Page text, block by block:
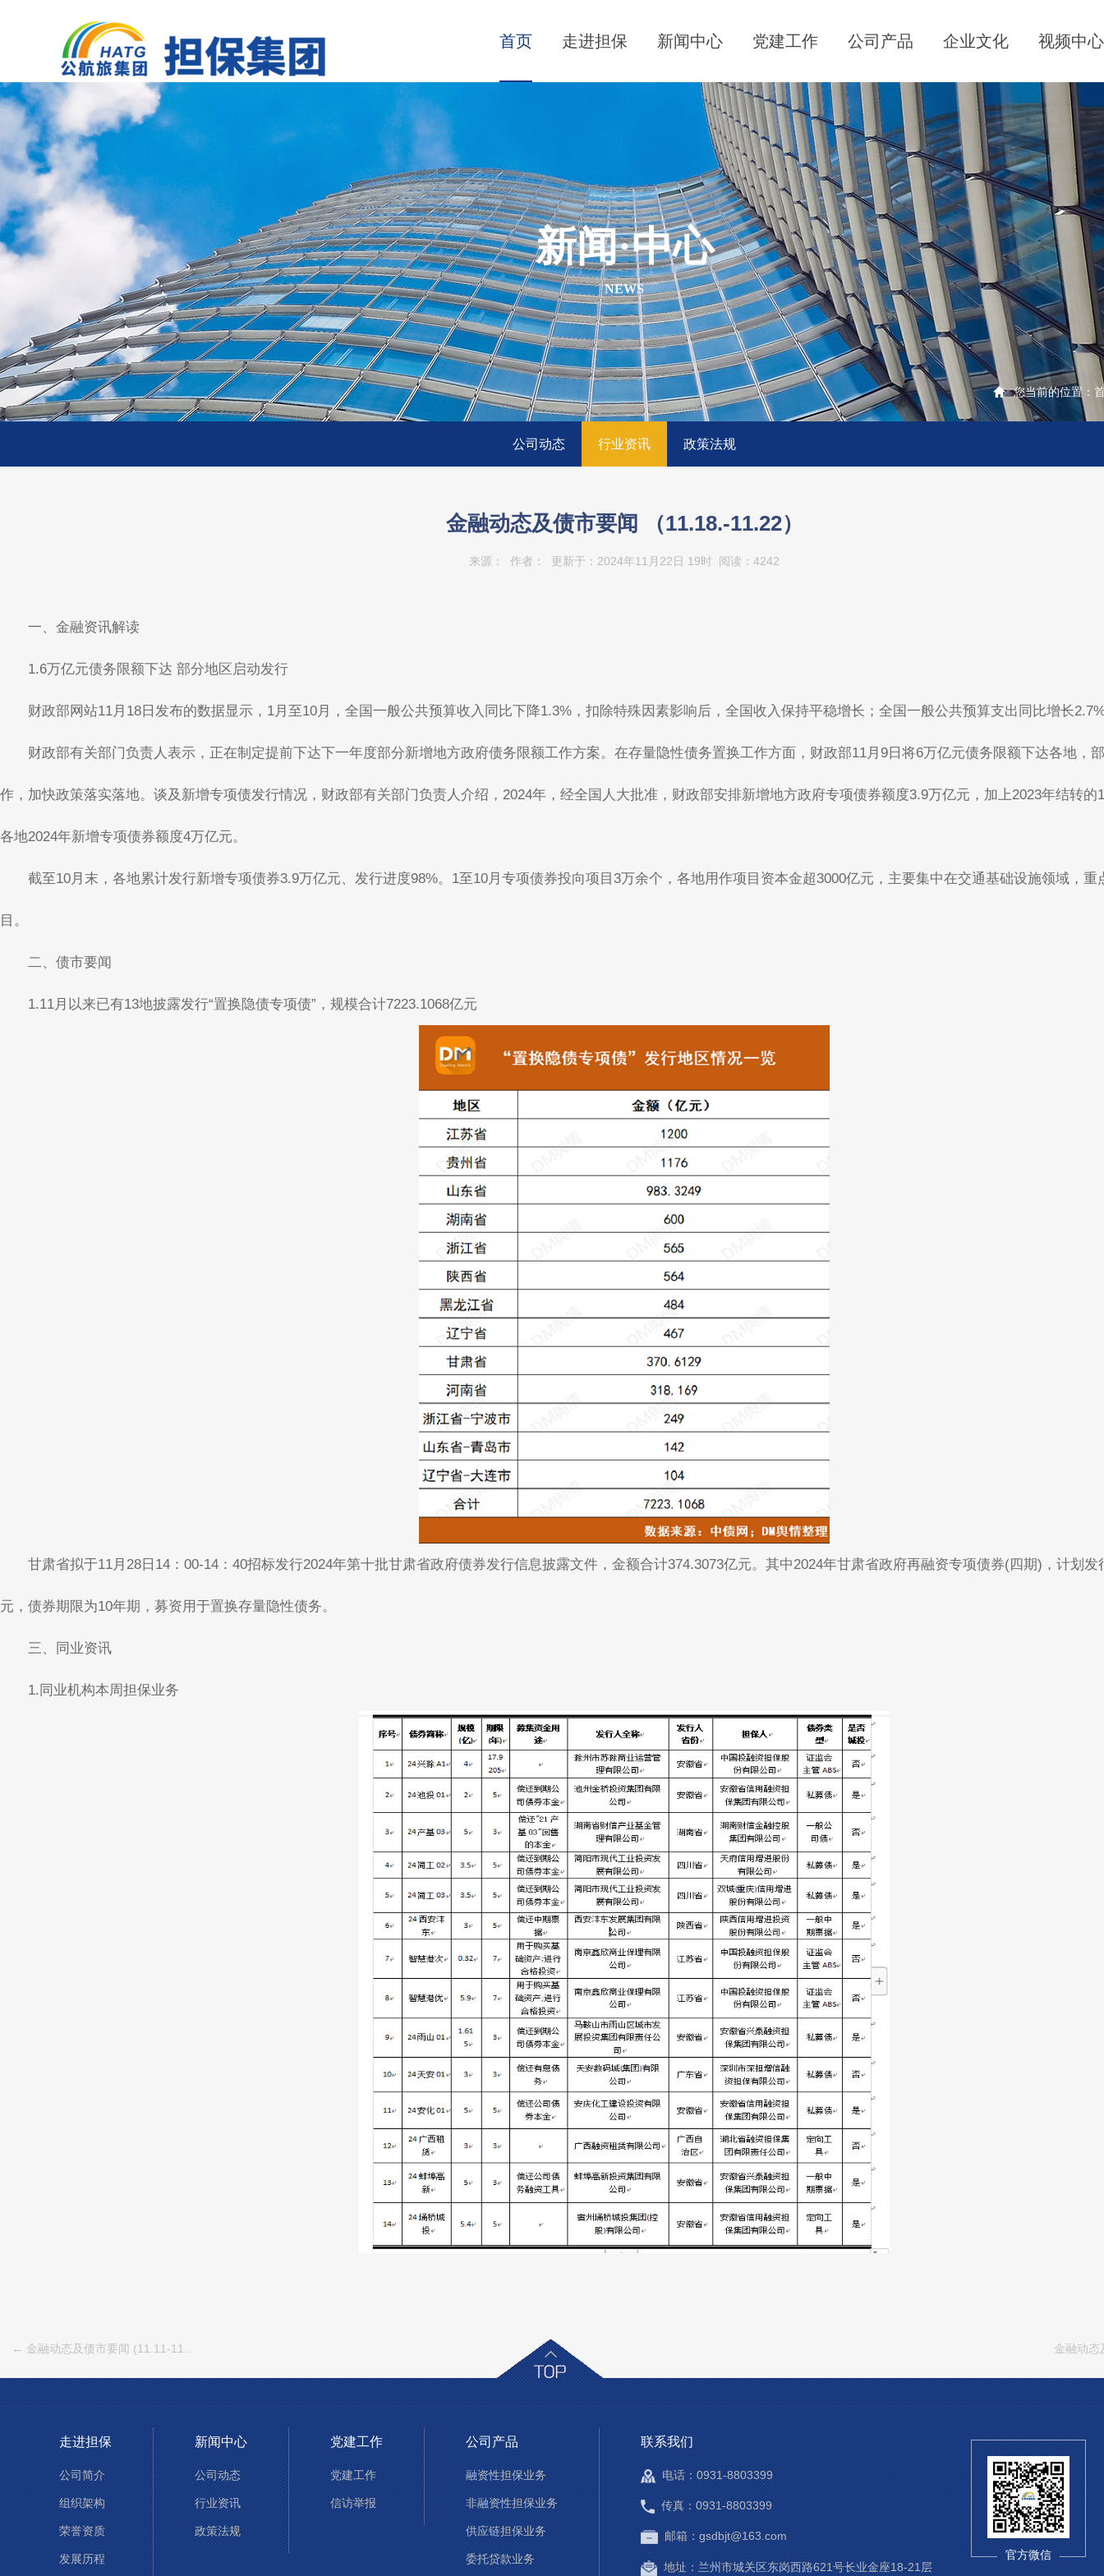
首页 走进担保 新闻中心 党建工作 公司产品 企业文化 视频中心
新闻·中心
NEWS
您当前的位置：
公司动态 行业资讯 政策法规
金融动态及债市要闻 （11.18.-11.22）
来源： 作者： 更新于： 2024年11月22日 19时 阅读： 4242
一、金融资讯解读
1.6万亿元债务限额下达 部分地区启动发行
财政部网站11月18日发布的数据显示，1月至10月，全国一般公共预算收入同比下降1.3%，扣除特殊因素影响后，全国收入保持平稳增长；全国一般公共预算支出同比增长
财政部有关部门负责人表示，正在制定提前下达下一年度部分新增地方政府债务限额工作方案。在存量隐性债务置换工作方面，财政部11月9日将6万亿元债务限额下达各地，
作，加快政策落实落地。谈及新增专项债发行情况，财政部有关部门负责人介绍，2024年，经全国人大批准，财政部安排新增地方政府专项债券额度3.9万亿元，加上2023年结转的
各地2024年新增专项债券额度4万亿元。
截至10月末，各地累计发行新增专项债券3.9万亿元、发行进度98%。1至10月专项债券投向项目3万余个，各地用作项目资本金超3000亿元，主要集中在交通基础设施领域，重
目。
二、债市要闻
1.11月以来已有13地披露发行“置换隐债专项债”，规模合计7223.1068亿元
甘肃省拟于11月28日14：00-14：40招标发行2024年第十批甘肃省政府债券发行信息披露文件，金额合计374.3073亿元。其中2024年甘肃省政府再融资专项债券(四期)，计划发
元，债券期限为10年期，募资用于置换存量隐性债务。
三、同业资讯
1.同业机构本周担保业务
← 金融动态及债市要闻 (11.11-11.. 金融动
走进担保
公司简介
组织架构
荣誉资质
发展历程
新闻中心
公司动态
行业资讯
政策法规
党建工作
党建工作
信访举报
公司产品
融资性担保业务
非融资性担保业务
供应链担保业务
委托贷款业务
联系我们
电话：0931-8803399
传真：0931-8803399
邮箱：gsdbjt@163.com
地址：兰州市城关区东岗西路621号长业金座18-21层
官方微信